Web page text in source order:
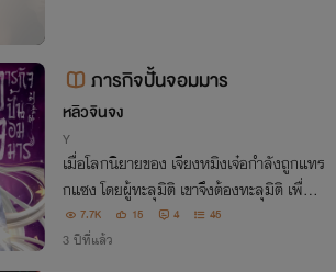
ภารกิจปั้นจอมมาร
หลิวจินจง
Y
เมื่อโลกนิยายของ เจียงหมิงเจ๋อกำลังถูกแทร
กแซง โดยผู้ทะลุมิติ เขาจึงต้องทะลุมิติ เพื่อคื
นชีพพระเอกอย่างเร่งด่วน ก่อนที่โลกนิยายจ
ะล่มสลาย ...ปฏิบัติการ สู้ตายเพื่อผู้จึงเกิดขึ้
7.7K 15 4 45
3 ปีที่แล้ว